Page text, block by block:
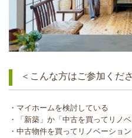
＜こんな方はご参加くだ
・マイホームを検討している
・「新築」か「中古を買ってリノ
・中古物件を買ってリノベーション